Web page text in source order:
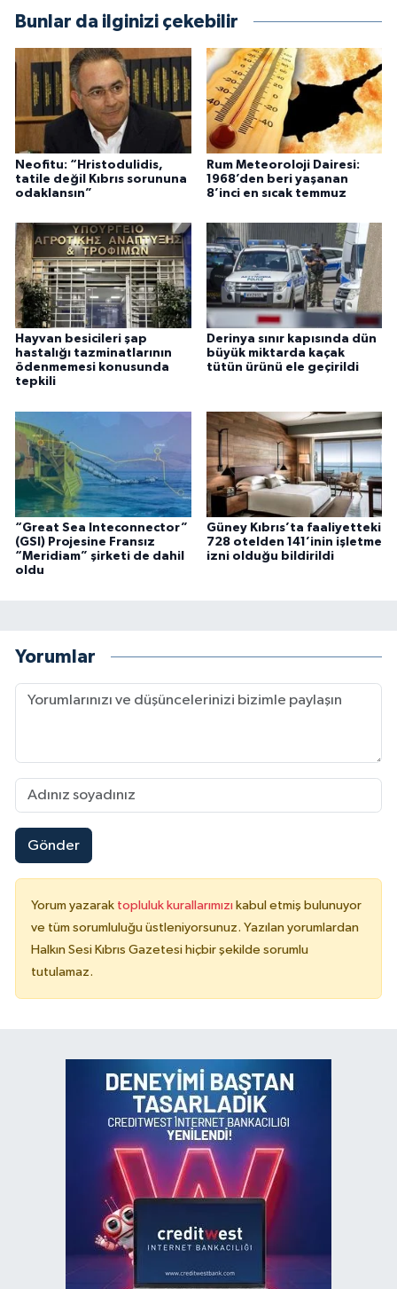
Bunlar da ilginizi çekebilir
Neofitu: “Hristodulidis,
tatile değil Kıbrıs sorununa
odaklansın”
Rum Meteoroloji Dairesi:
1968’den beri yaşanan
8’inci en sıcak temmuz
Hayvan besicileri şap
hastalığı tazminatlarının
ödenmemesi konusunda
tepkili
Derinya sınır kapısında dün
büyük miktarda kaçak
tütün ürünü ele geçirildi
“Great Sea Inteconnector”
(GSI) Projesine Fransız
“Meridiam” şirketi de dahil
oldu
Güney Kıbrıs’ta faaliyetteki
728 otelden 141’inin işletme
izni olduğu bildirildi
Yorumlar
Gönder
Yorum yazarak topluluk kurallarımızı kabul etmiş bulunuyor
ve tüm sorumluluğu üstleniyorsunuz. Yazılan yorumlardan
Halkın Sesi Kıbrıs Gazetesi hiçbir şekilde sorumlu
tutulamaz.